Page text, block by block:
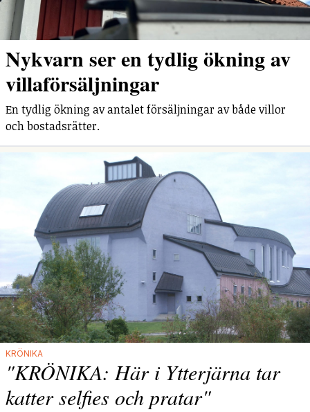
Nykvarn ser en tydlig ökning av
villaförsäljningar
En tydlig ökning av antalet försäljningar av både villor
och bostadsrätter.
KRÖNIKA
"KRÖNIKA: Här i Ytterjärna tar
katter selfies och pratar"